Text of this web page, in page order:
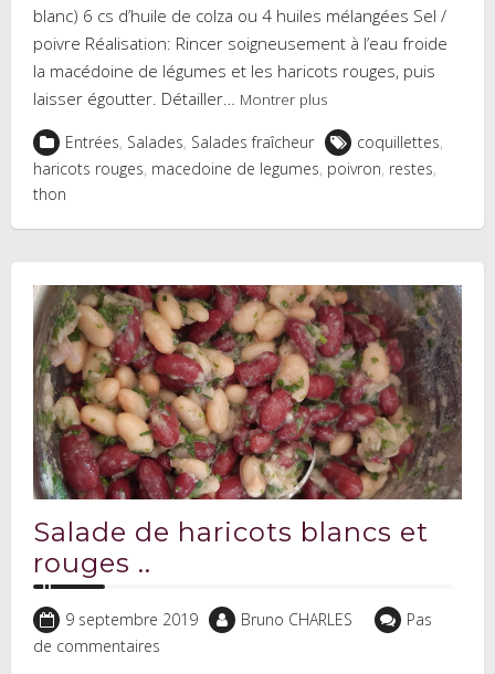
blanc) 6 cs d’huile de colza ou 4 huiles mélangées Sel /
poivre Réalisation: Rincer soigneusement à l’eau froide
la macédoine de légumes et les haricots rouges, puis
laisser égoutter. Détailler…
Montrer plus
Entrées, Salades, Salades fraîcheur coquillettes,
haricots rouges, macedoine de legumes, poivron, restes,
thon
Salade de haricots blancs et
rouges ..
9 septembre 2019 Bruno CHARLES
Pas
de commentaires